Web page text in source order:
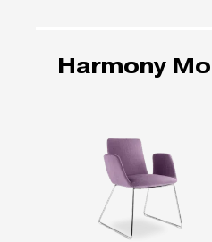
Harmony